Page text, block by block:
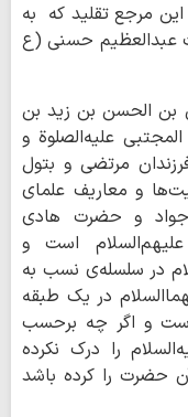
مرجع تقلید که به
عبدالعظیم حسنی (ع
بن الحسن بن زيد بن
عليه‌الصلوة و
مرتضي و بتول
ها و معاريف علماي
و حضرت هادي
عليهم‌السلام است و
در سلسله‌ی نسب به
در يك طبقه
و اگر چه برحسب
را درك نكرده
حضرت را كرده باشد